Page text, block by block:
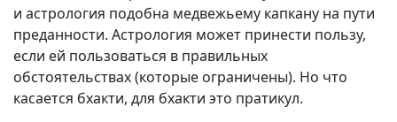
и астрология подобна медвежьему капкану на пути
преданности. Астрология может принести пользу,
если ей пользоваться в правильных
обстоятельствах (которые ограничены). Но что
касается бхакти, для бхакти это пратикул.